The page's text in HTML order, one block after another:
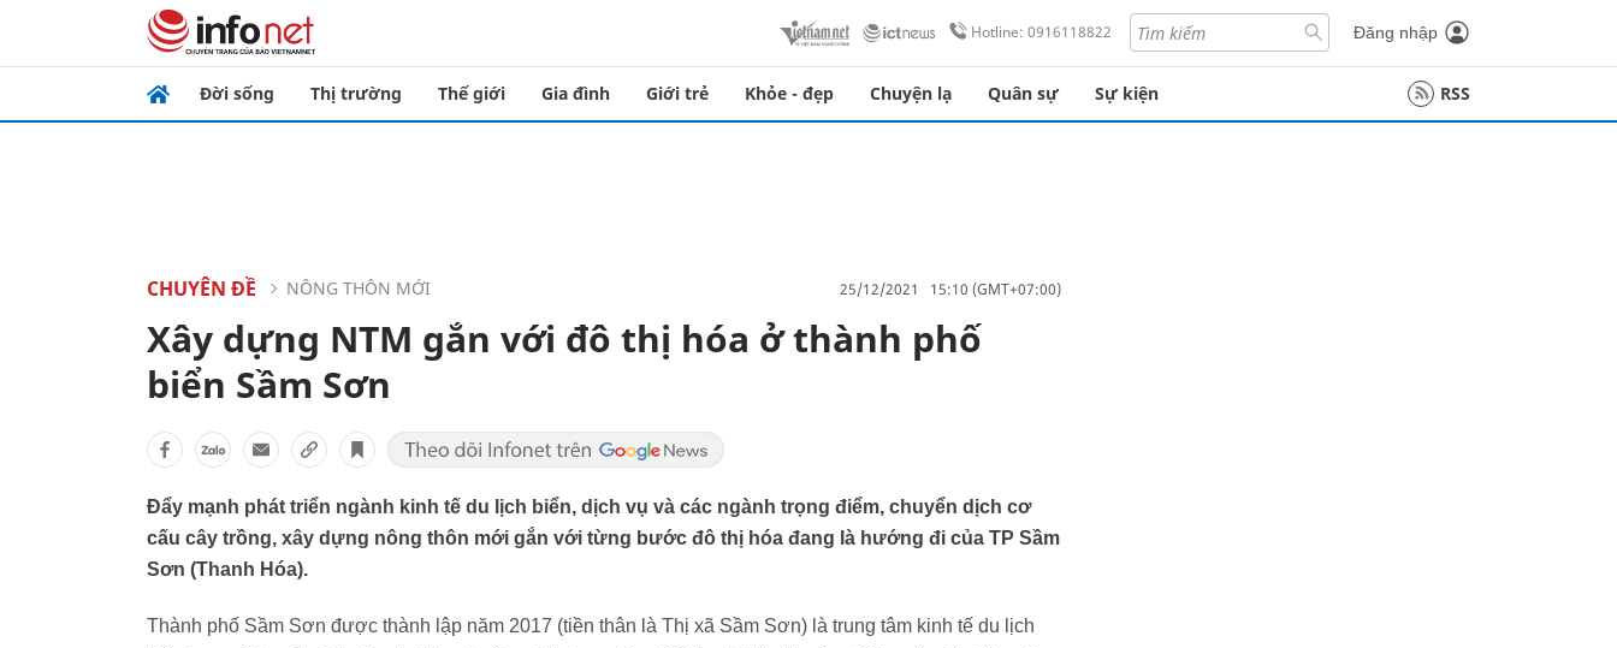
Hotline: 0916118822 Đăng nhập
Đời sống Thị trường Thế giới Gia đình Giới trẻ Khỏe - đẹp Chuyện lạ Quân sự Sự kiện RSS
CHUYÊN ĐỀ NÔNG THÔN MỚI 25/12/2021 15:10 (GMT+07:00)
Xây dựng NTM gắn với đô thị hóa ở thành phố
biển Sầm Sơn
Đẩy mạnh phát triển ngành kinh tế du lịch biển, dịch vụ và các ngành trọng điểm, chuyển dịch cơ
cấu cây trồng, xây dựng nông thôn mới gắn với từng bước đô thị hóa đang là hướng đi của TP Sầm
Sơn (Thanh Hóa).
Thành phố Sầm Sơn được thành lập năm 2017 (tiền thân là Thị xã Sầm Sơn) là trung tâm kinh tế du lịch